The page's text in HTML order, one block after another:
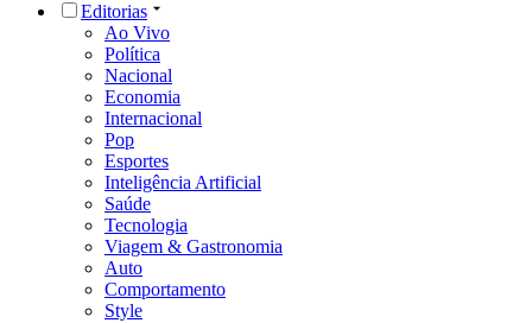
Editorias
Ao Vivo
Política
Nacional
Economia
Internacional
Pop
Esportes
Inteligência Artificial
Saúde
Tecnologia
Viagem & Gastronomia
Auto
Comportamento
Style